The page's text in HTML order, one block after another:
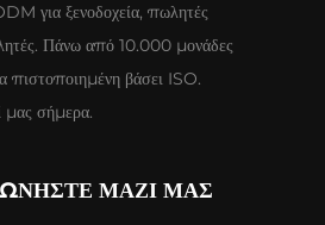
για ξενοδοχεία, πωλητές
Πάνω από 10.000 μονάδες
πιστοποιημένη βάσει ISO.
μας σήμερα.
ΜΑΖΙ ΜΑΣ